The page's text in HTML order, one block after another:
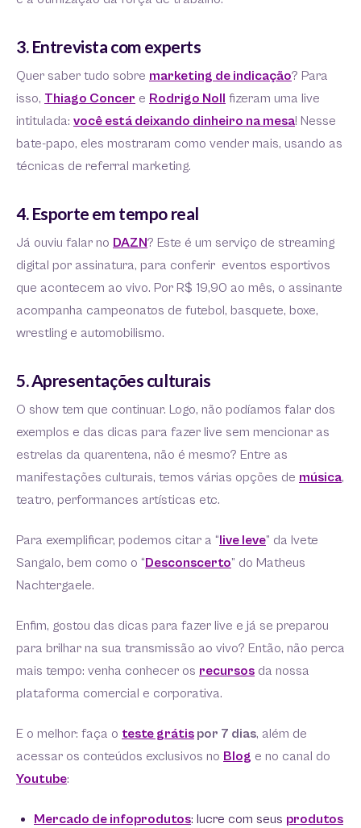
3. Entrevista com experts
Quer saber tudo sobre marketing de indicação? Para
isso, Thiago Concer e Rodrigo Noll fizeram uma live
intitulada: você está deixando dinheiro na mesa! Nesse
bate-papo, eles mostraram como vender mais, usando as
técnicas de referral marketing.
4. Esporte em tempo real
Já ouviu falar no DAZN? Este é um serviço de streaming
digital por assinatura, para conferir eventos esportivos
que acontecem ao vivo. Por R$ 19,90 ao mês, o assinante
acompanha campeonatos de futebol, basquete, boxe,
wrestling e automobilismo.
5. Apresentações culturais
O show tem que continuar. Logo, não podíamos falar dos
exemplos e das dicas para fazer live sem mencionar as
estrelas da quarentena, não é mesmo? Entre as
manifestações culturais, temos várias opções de música,
teatro, performances artísticas etc.
Para exemplificar, podemos citar a “live leve” da Ivete
Sangalo, bem como o “Desconscerto” do Matheus
Nachtergaele.
Enfim, gostou das dicas para fazer live e já se preparou
para brilhar na sua transmissão ao vivo? Então, não perca
mais tempo: venha conhecer os recursos da nossa
plataforma comercial e corporativa.
E o melhor: faça o teste grátis por 7 dias, além de
acessar os conteúdos exclusivos no Blog e no canal do
Youtube:
Mercado de infoprodutos: lucre com seus produtos